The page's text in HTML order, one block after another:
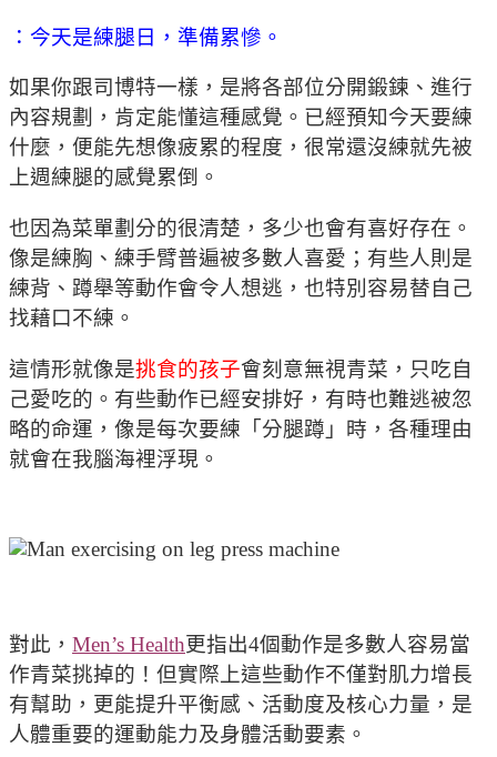
：今天是練腿日，準備累慘。
如果你跟司博特一樣，是將各部位分開鍛鍊、進行
內容規劃，肯定能懂這種感覺。已經預知今天要練
什麼，便能先想像疲累的程度，很常還沒練就先被
上週練腿的感覺累倒。
也因為菜單劃分的很清楚，多少也會有喜好存在。
像是練胸、練手臂普遍被多數人喜愛；有些人則是
練背、蹲舉等動作會令人想逃，也特別容易替自己
找藉口不練。
這情形就像是挑食的孩子會刻意無視青菜，只吃自
己愛吃的。有些動作已經安排好，有時也難逃被忽
略的命運，像是每次要練「分腿蹲」時，各種理由
就會在我腦海裡浮現。
對此， Men’s Health更指出4個動作是多數人容易當
作青菜挑掉的！但實際上這些動作不僅對肌力增長
有幫助，更能提升平衡感、活動度及核心力量，是
人體重要的運動能力及身體活動要素。